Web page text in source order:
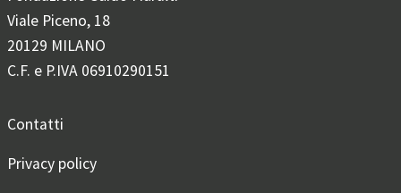
Viale Piceno, 18
20129 MILANO
C.F. e P.IVA 06910290151
Contatti
Privacy policy